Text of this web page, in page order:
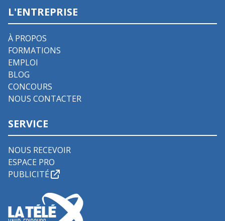
L'ENTREPRISE
À PROPOS
FORMATIONS
EMPLOI
BLOG
CONCOURS
NOUS CONTACTER
SERVICE
NOUS RECEVOIR
ESPACE PRO
PUBLICITÉ